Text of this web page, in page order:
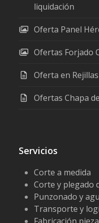
liquidación
Oferta Panel
Ofertas Forjado
Oferta en
Ofertas Chapa
Servicios
Corte a medida
Corte y plegado
Punzonado y
Transporte y